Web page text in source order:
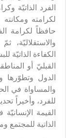
الفرد الذاتيّة
لكرامته
حافظاً لكرامة
الكفاءة الذاتيّة
القبليّ أو
الدول وتطوّرها
والمساواة في
للفرد، وأخيراً
القيمة
الذاتية للمجتمع